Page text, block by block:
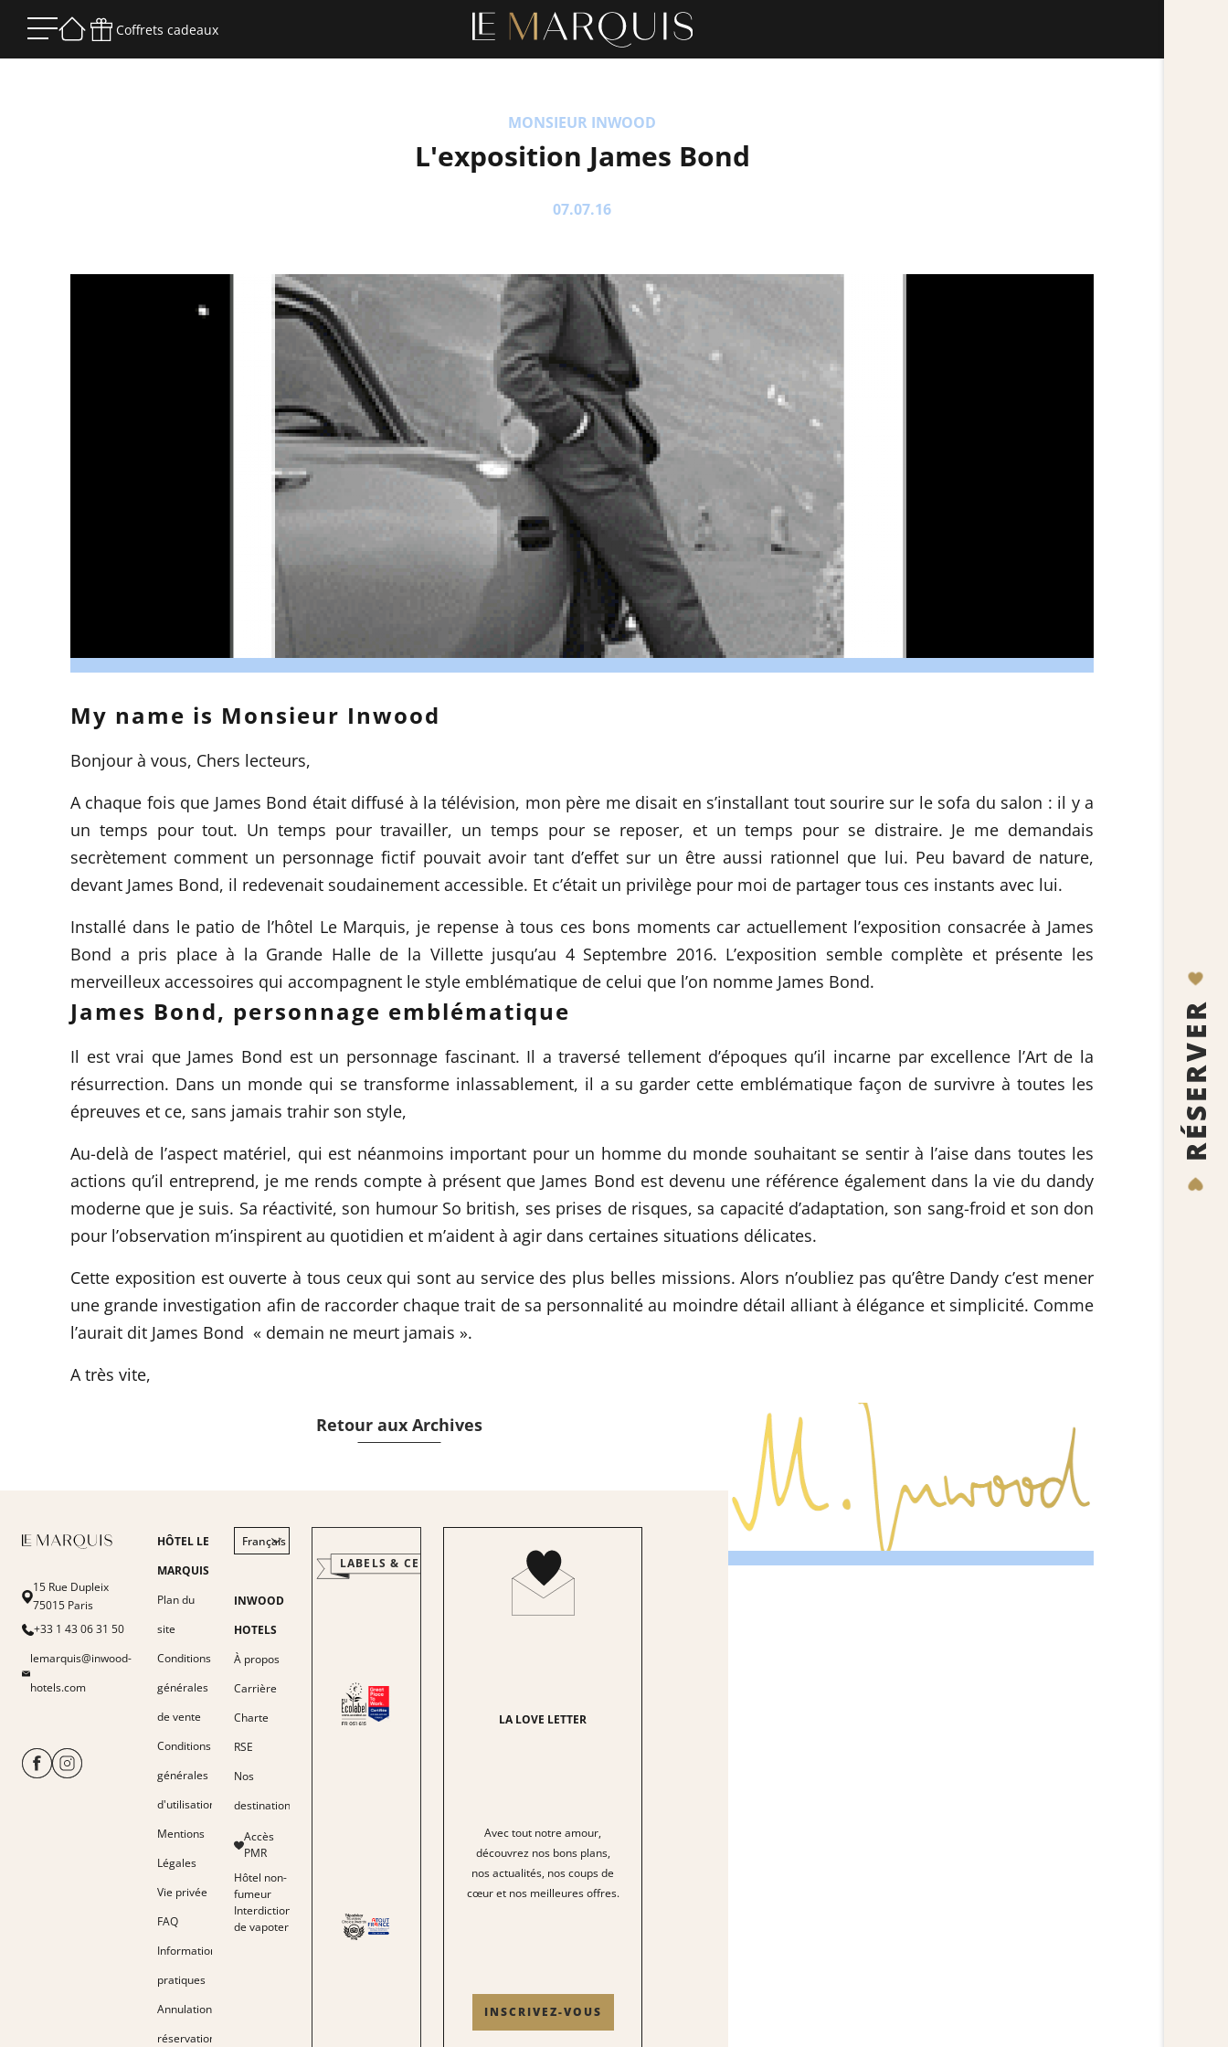
RÉSERVER
Coffrets cadeaux
MONSIEUR INWOOD
L'exposition James Bond
07.07.16
My name is Monsieur Inwood
Bonjour à vous, Chers lecteurs,
A chaque fois que James Bond était diffusé à la télévision, mon père me disait en s’installant tout sourire sur le sofa du salon : il y a
un temps pour tout. Un temps pour travailler, un temps pour se reposer, et un temps pour se distraire. Je me demandais
secrètement comment un personnage fictif pouvait avoir tant d’effet sur un être aussi rationnel que lui. Peu bavard de nature,
devant James Bond, il redevenait soudainement accessible. Et c’était un privilège pour moi de partager tous ces instants avec lui.
Installé dans le patio de l’hôtel Le Marquis, je repense à tous ces bons moments car actuellement l’exposition consacrée à James
Bond a pris place à la Grande Halle de la Villettejusqu’au 4 Septembre 2016. L’exposition semble complète et présente les
merveilleux accessoires qui accompagnent le style emblématique de celui que l’on nomme James Bond.
James Bond, personnage emblématique
Il est vrai que James Bond est un personnage fascinant. Il a traversé tellement d’époques qu’il incarne par excellence l’Art de la
résurrection. Dans un monde qui se transforme inlassablement, il a su garder cette emblématique façon de survivre à toutes les
épreuves et ce, sans jamais trahir son style,
Au-delà de l’aspect matériel, qui est néanmoins important pour un homme du monde souhaitant se sentir à l’aise dans toutes les
actions qu’il entreprend, je me rends compte à présent que James Bond est devenu une référence également dans la vie du dandy
moderne que je suis. Sa réactivité, son humour So british, ses prises de risques, sa capacité d’adaptation, son sang-froid et son don
pour l’observation m’inspirent au quotidien et m’aident à agir dans certaines situations délicates.
Cette exposition est ouverte à tous ceux qui sont au service des plus belles missions. Alors n’oubliez pas qu’être Dandy c’est mener
une grande investigation afin de raccorder chaque trait de sa personnalité au moindre détail alliant à élégance et simplicité. Comme
l’aurait dit James Bond « demain ne meurt jamais ».
A très vite,
Retour aux Archives
15 Rue Dupleix
75015 Paris
+33 1 43 06 31 50
lemarquis@inwood-
hotels.com
HÔTEL LE
MARQUIS
Plan du
site
Conditions
générales
de vente
Conditions
générales
d'utilisation
Mentions
Légales
Vie privée
FAQ
Informations
pratiques
Annulation
réservation
Français
Italiano
Deutsch
INWOOD
HOTELS
À propos
Carrière
Charte
RSE
Nos
destinations
Accès
PMR
Hôtel non-
fumeur
Interdiction
de vapoter
LABELS & CERTIFICATIONS
LA LOVE LETTER
Avec tout notre amour,
découvrez nos bons plans,
nos actualités, nos coups de
cœur et nos meilleures offres.
INSCRIVEZ-VOUS